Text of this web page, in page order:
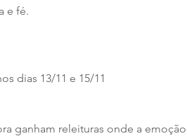
e fé.
dias 13/11 e 15/11
ganham releituras onde a